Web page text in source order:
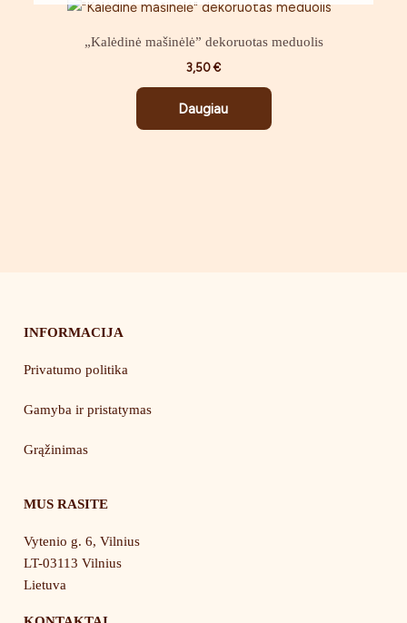
„Kalėdinė mašinėlė” dekoruotas meduolis
3,50€
Daugiau
INFORMACIJA
Privatumo politika
Gamyba ir pristatymas
Grąžinimas
MUS RASITE
Vytenio g. 6, Vilnius
LT-03113 Vilnius
Lietuva